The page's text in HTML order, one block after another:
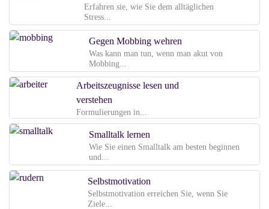
Erfahren sie, wie Sie dem alltäglichen
Stress...
Gegen Mobbing wehren
Was kann man tun, wenn man akut von
Mobbing...
Arbeitszeugnisse lesen und
verstehen
Formulierungen in...
Smalltalk lernen
Wie Sie einen Smalltalk am besten beginnen
und...
Selbstmotivation
Selbstmotivation erreichen Sie, wenn Sie
Ziele...